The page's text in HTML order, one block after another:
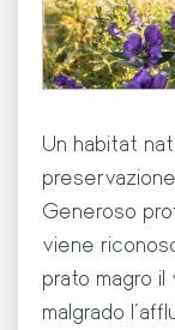
Un habitat
Generoso
viene
prato magro
malgrado